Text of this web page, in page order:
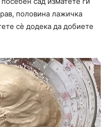
половина лажичка
сè додека да добиете